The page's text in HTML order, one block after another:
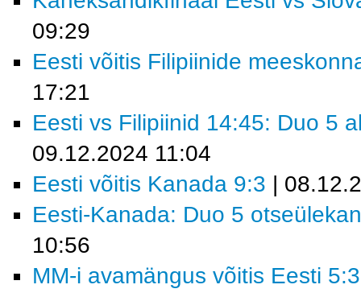
09:29
Eesti võitis Filipiinide
17:21
Eesti vs Filipiinid 14:45: Duo 5
09.12.2024 11:04
Eesti võitis Kanada 9:3 |
Eesti-Kanada: Duo 5
10:56
MM-i avamängus võitis Eesti